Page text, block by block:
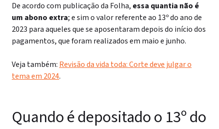
De acordo com publicação da Folha, essa quantia não é
um abono extra; e sim o valor referente ao 13º do ano de
2023 para aqueles que se aposentaram depois do início dos
pagamentos, que foram realizados em maio e junho.
Veja também: Revisão da vida toda: Corte deve julgar o
tema em 2024.
Quando é depositado o 13º do